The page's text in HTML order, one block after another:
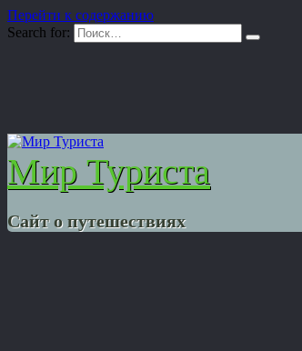
Перейти к содержанию
Search for:
Мир Туриста
Сайт о путешествиях